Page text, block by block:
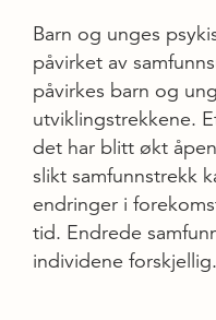
Barn og unges
påvirket av
påvirkes barn og
utviklingstrekkene.
det har blitt økt
slikt samfunnstrekk
endringer i
tid. Endrede
individene forskjellig.